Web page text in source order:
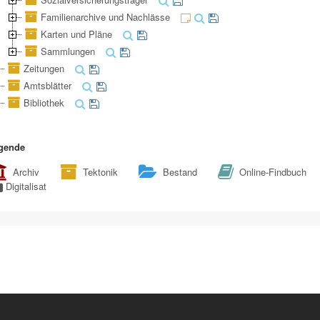
Familienarchive und Nachlässe
Karten und Pläne
Sammlungen
Zeitungen
Amtsblätter
Bibliothek
Archiv
Tektonik Bestand
Online-Findbuch
Digitalisat